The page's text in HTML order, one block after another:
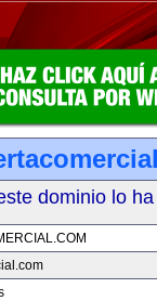
dominio lo